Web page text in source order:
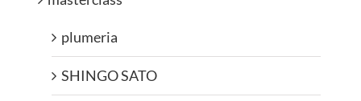
plumeria
SHINGO SATO